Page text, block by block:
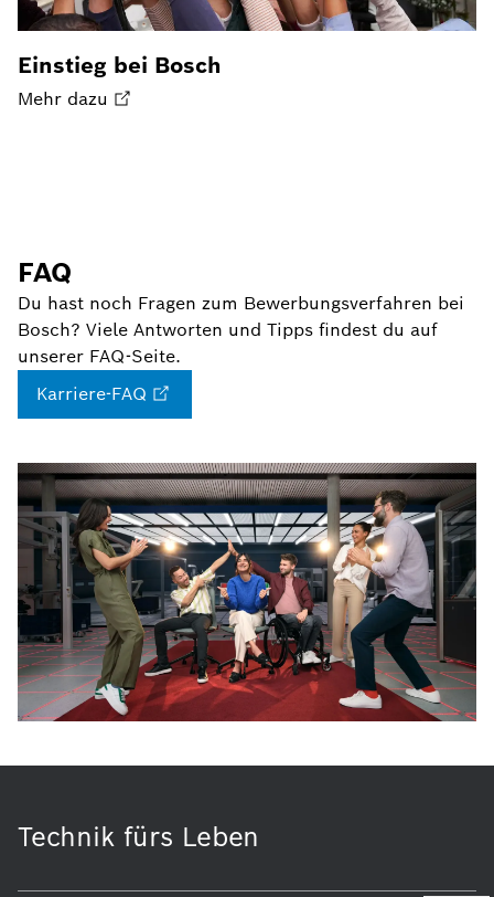
Einstieg bei Bosch
Mehr dazu
FAQ
Du hast noch Fragen zum Bewerbungsverfahren bei
Bosch? Viele Antworten und Tipps findest du auf
unserer FAQ-Seite.
Karriere-FAQ
Technik fürs Leben